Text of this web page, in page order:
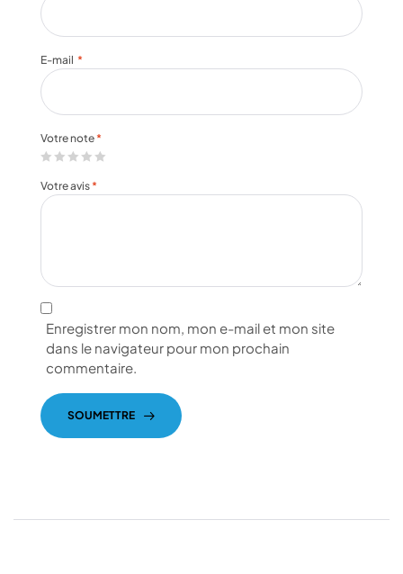
Votre note *
Votre avis *
E-mail *
Enregistrer mon nom, mon e-mail et mon site
dans le navigateur pour mon prochain
commentaire.
SOUMETTRE